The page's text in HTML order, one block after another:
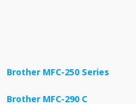
Brother MFC-250 Series
Brother MFC-290 C